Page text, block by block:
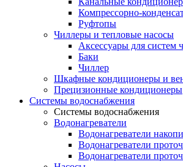
Компрессорно-
Руфтопы
Чиллеры и тепловые насосы
Аксессуары для систем
Баки
Чиллер
Шкафные кондиционеры и
Прецизионные кондиционеры
Системы водоснабжения
Системы водоснабжения
Водонагреватели
Водонагреватели
Водонагреватели
Водонагреватели